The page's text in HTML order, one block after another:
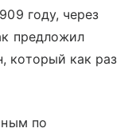
году, через
предложил
который как раз
по